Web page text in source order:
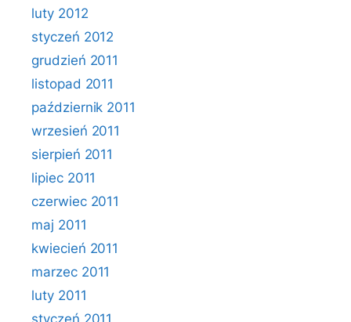
luty 2012
styczeń 2012
grudzień 2011
listopad 2011
październik 2011
wrzesień 2011
sierpień 2011
lipiec 2011
czerwiec 2011
maj 2011
kwiecień 2011
marzec 2011
luty 2011
styczeń 2011